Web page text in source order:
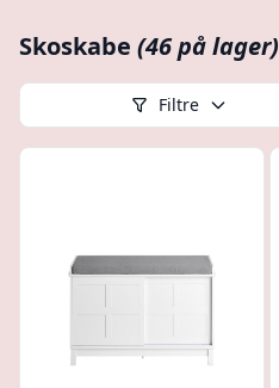
Skoskabe (46 på lager)
Filtre